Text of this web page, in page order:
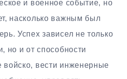
и военное событие, но
насколько важным был
Успех зависел не только
но и от способности
войско, вести инженерные